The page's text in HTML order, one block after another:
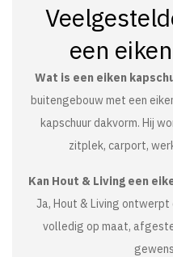
een
Wat is een eiken
buitengebouw met een
kapschuur dakvorm. Hij
zitplek, carport,
Kan Hout & Living een
Ja, Hout & Living
volledig op maat,